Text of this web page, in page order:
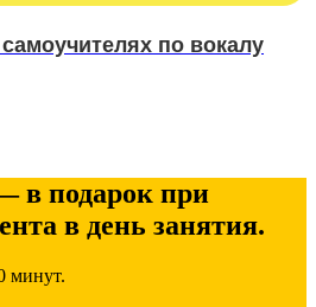
по вокалу
в подарок при
в день занятия.
минут.